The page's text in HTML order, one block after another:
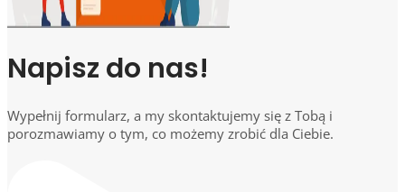
Napisz do nas!
Wypełnij formularz, a my skontaktujemy się z Tobą i
porozmawiamy o tym, co możemy zrobić dla Ciebie.